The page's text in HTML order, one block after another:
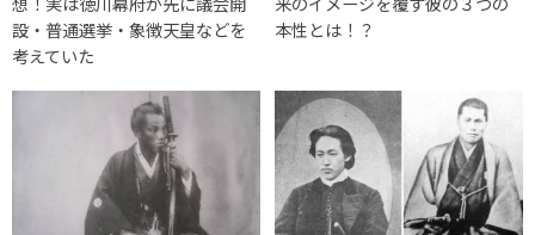
設・普通選挙・象徴天皇などを
考えていた
本性とは！？